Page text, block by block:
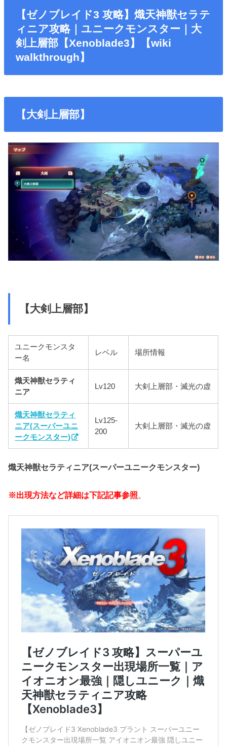
【ゼノブレイド3 攻略】 熾天神獣セラテ
ィニア攻略｜ユニークモンスター｜大
剣上層部【Xenoblade3】【wiki
walkthrough】
【大剣上層部】
【大剣上層部】
ユニークモンスタ
ー名
レベル 場所情報
熾天神獣セラティ
ニア
Lv120 大剣上層部・滅光の虚
熾天神獣セラティ
ニア(スーパーユニ
ークモンスター)
Lv125-
200
大剣上層部・滅光の虚
熾天神獣セラティニア(スーパーユニークモンスター)
※出現方法など詳細は下記記事参照。